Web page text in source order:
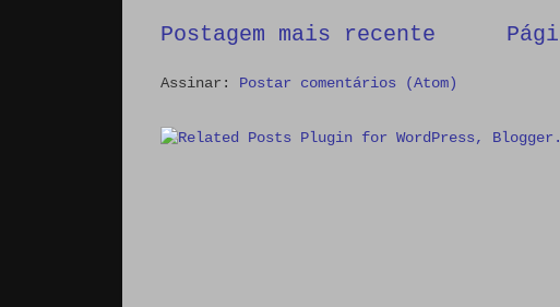
Postagem mais recente
Assinar: Postar comentários (Atom)